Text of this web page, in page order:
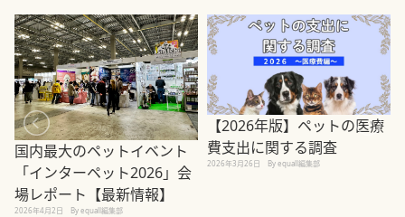
国内最大のペットイベント
「インターペット2026」会
場レポート【最新情報】
2026年4月2日 By equall編集部
【2026年版】ペットの医療
費支出に関する調査
2026年3月26日 By equall編集部